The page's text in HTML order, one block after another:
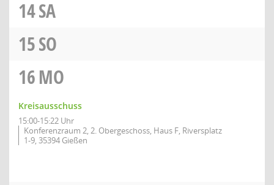
14SA
15SO
16MO
Kreisausschuss
15:00-15:22 Uhr
Konferenzraum 2, 2. Obergeschoss, Haus F, Riversplatz
1-9, 35394 Gießen